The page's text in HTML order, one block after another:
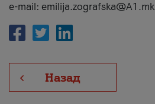
e-mail: emilija.zografska@A1.mk
Назад